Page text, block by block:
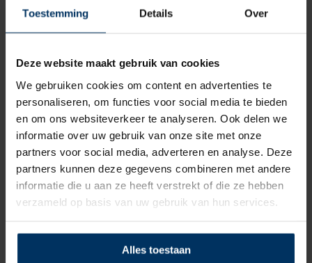
Toestemming Details Over
Deze website maakt gebruik van cookies
We gebruiken cookies om content en advertenties te
personaliseren, om functies voor social media te bieden
en om ons websiteverkeer te analyseren. Ook delen we
informatie over uw gebruik van onze site met onze
partners voor social media, adverteren en analyse. Deze
partners kunnen deze gegevens combineren met andere
informatie die u aan ze heeft verstrekt of die ze hebben
verzameld op basis van uw gebruik van hun services.
Alles toestaan
Vlaggenstok mahonielook 1250 mm + kikker
Merk: Allpa
Artikelnummer: N2128125